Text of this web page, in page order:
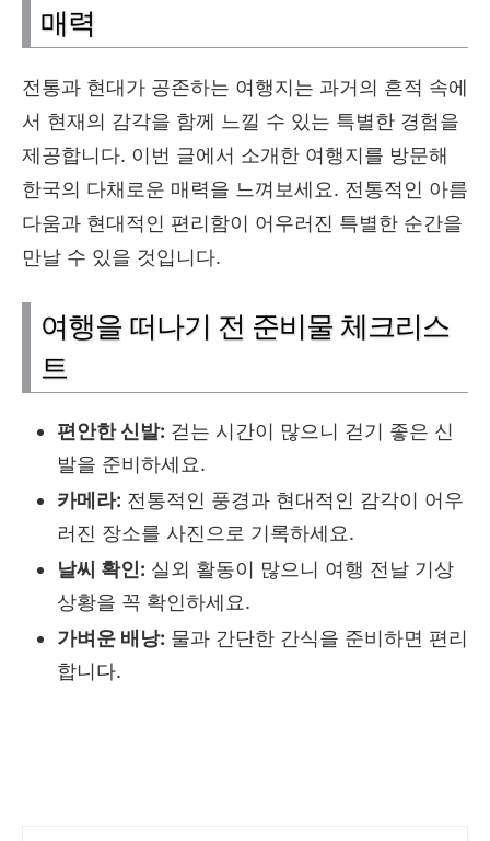
매력
전통과 현대가 공존하는 여행지는 과거의 흔적 속에
서 현재의 감각을 함께 느낄 수 있는 특별한 경험을
제공합니다. 이번 글에서 소개한 여행지를 방문해
한국의 다채로운 매력을 느껴보세요. 전통적인 아름
다움과 현대적인 편리함이 어우러진 특별한 순간을
만날 수 있을 것입니다.
여행을 떠나기 전 준비물 체크리스
트
편안한 신발: 걷는 시간이 많으니 걷기 좋은 신
발을 준비하세요.
카메라: 전통적인 풍경과 현대적인 감각이 어우
러진 장소를 사진으로 기록하세요.
날씨 확인: 실외 활동이 많으니 여행 전날 기상
상황을 꼭 확인하세요.
가벼운 배낭: 물과 간단한 간식을 준비하면 편리
합니다.